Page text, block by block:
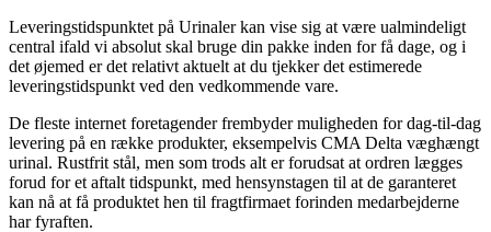
Leveringstidspunktet på Urinaler kan vise sig at være ualmindeligt
central ifald vi absolut skal bruge din pakke inden for få dage, og i
det øjemed er det relativt aktuelt at du tjekker det estimerede
leveringstidspunkt ved den vedkommende vare.
De fleste internet foretagender frembyder muligheden for dag-til-dag
levering på en række produkter, eksempelvis CMA Delta væghængt
urinal. Rustfrit stål, men som trods alt er forudsat at ordren lægges
forud for et aftalt tidspunkt, med hensynstagen til at de garanteret
kan nå at få produktet hen til fragtfirmaet forinden medarbejderne
har fyraften.